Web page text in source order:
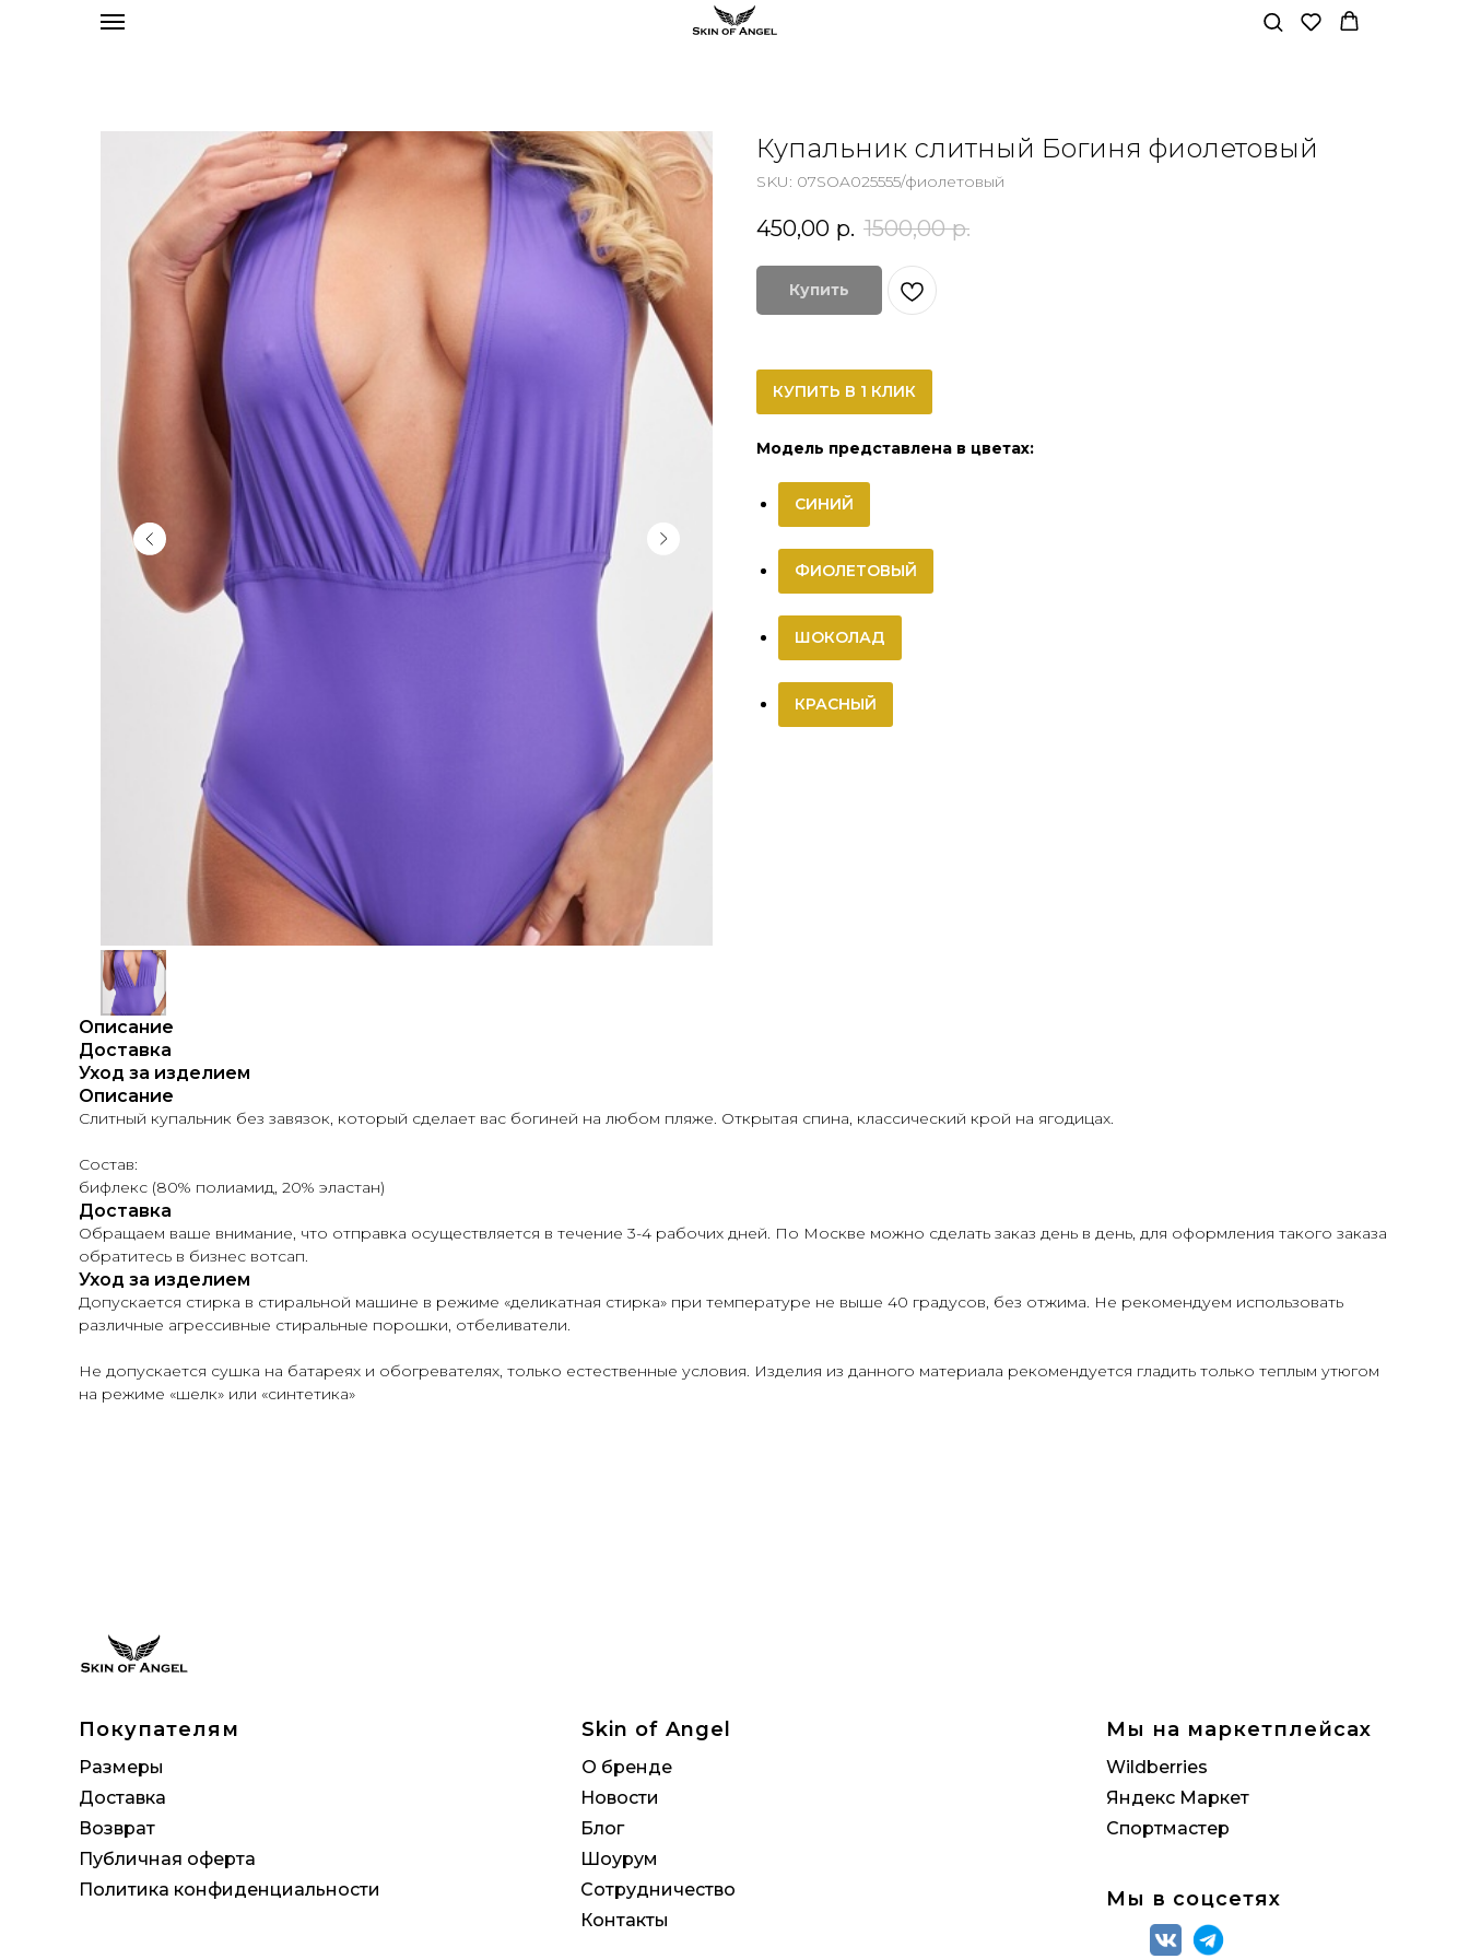
Купальник слитный Богиня фиолетовый
SKU: 07SOA025555/фиолетовый
450,00 р. 1500,00 р.
Купить
КУПИТЬ В 1 КЛИК
Модель представлена в цветах:
СИНИЙ
ФИОЛЕТОВЫЙ
ШОКОЛАД
КРАСНЫЙ
Описание
Доставка
Уход за изделием
Описание
Слитный купальник без завязок, который сделает вас богиней на любом пляже. Открытая спина, классический крой на ягодицах.
Состав:
бифлекс (80% полиамид, 20% эластан)
Доставка
Обращаем ваше внимание, что отправка осуществляется в течение 3-4 рабочих дней. По Москве можно сделать заказ день в день, для оформления такого заказа
обратитесь в бизнес вотсап.
Уход за изделием
Допускается стирка в стиральной машине в режиме «деликатная стирка» при температуре не выше 40 градусов, без отжима. Не рекомендуем использовать
различные агрессивные стиральные порошки, отбеливатели.
Не допускается сушка на батареях и обогревателях, только естественные условия. Изделия из данного материала рекомендуется гладить только теплым утюгом
на режиме «шелк» или «синтетика»
Покупателям
Размеры
Доставка
Шоурум
Новости
Блог
Контакты
Сотрудничество
О бренде
Публичная оферта
Политика конфиденциальности
Возврат Спортмастер
Яндекс Маркет
Skin of Angel Мы на маркетплейсах
Wildberries
Мы в соцсетях